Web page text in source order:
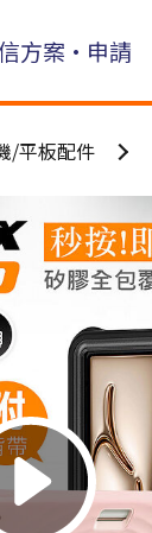
方案•申請
/平板配件